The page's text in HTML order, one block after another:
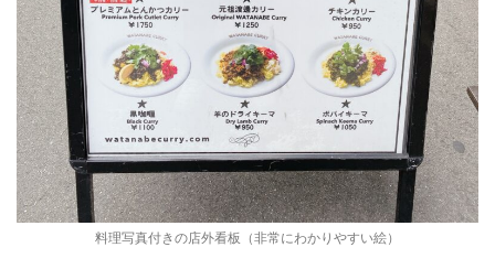
料理写真付きの店外看板（非常にわかりやすい絵）